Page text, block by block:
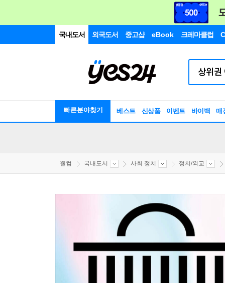
국내도서 외국도서 중고샵 eBook 크레마클럽
빠른분야찾기 베스트 신상품 이벤트 바이백 매
웰컴 국내도서 사회 정치 정치/외교